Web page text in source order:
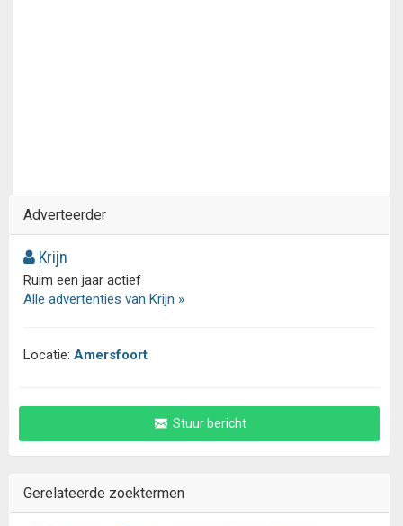
Adverteerder
Krijn
Ruim een jaar actief
Alle advertenties van Krijn »
Locatie: Amersfoort
Stuur bericht
Gerelateerde zoektermen